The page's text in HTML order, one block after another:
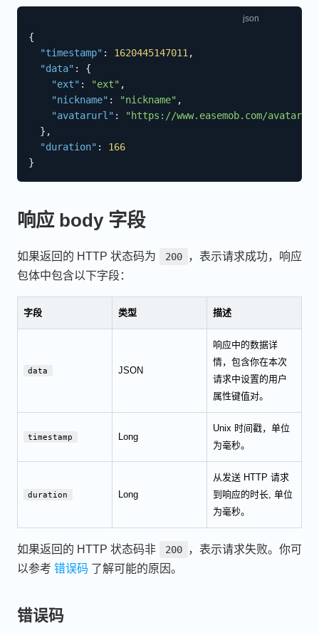
{
"timestamp" : 1620445147011 ,
"data" :
{
"ext" : "ext" ,
"nickname" : "nickname" ,
"avatarurl" :
"https://www.easemob.com/
} ,
"duration" :
166
}
响应 body 字段
如果返回的 HTTP 状态码为 200
，表示请求成功，响应
包体中包含以下字段：
字段 类型 描述
data JSON
响应中的数据详
情，包含你在本次
请求中设置的用户
属性键值对。
timestamp Long
Unix 时间戳，单位
为毫秒。
duration Long
从发送 HTTP 请求
到响应的时长, 单位
为毫秒。
如果返回的 HTTP 状态码非 200
，表示请求失败。你可
以参考 错误码 了解可能的原因。
错误码